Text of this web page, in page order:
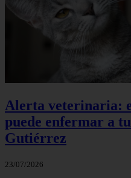
Alerta veterinaria:
puede enfermar a
Gutiérrez
23/07/2026